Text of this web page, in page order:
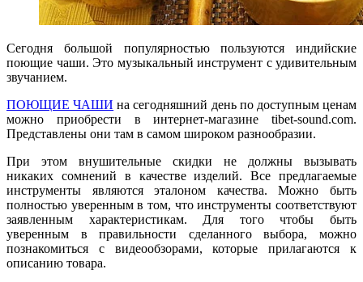
Сегодня большой популярностью пользуются индийские
поющие чаши. Это музыкальный инструмент с удивительным
звучанием.
ПОЮЩИЕ ЧАШИ на сегодняшний день по доступным ценам
можно приобрести в интернет-магазине tibet-sound.com.
Представлены они там в самом широком разнообразии.
При этом внушительные скидки не должны вызывать
никаких сомнений в качестве изделий. Все предлагаемые
инструменты являются эталоном качества. Можно быть
полностью уверенным в том, что инструменты соответствуют
заявленным характеристикам. Для того чтобы быть
уверенным в правильности сделанного выбора, можно
познакомиться с видеообзорами, которые прилагаются к
описанию товара.